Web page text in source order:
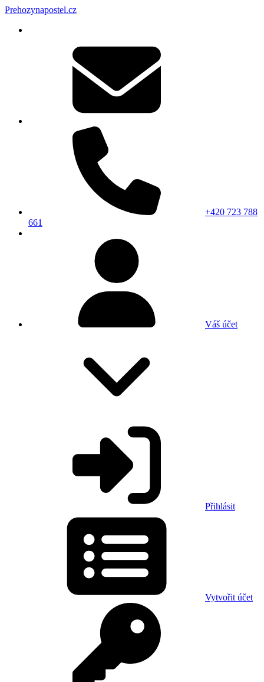
Prehozynapostel.cz
+420 723 788
661
Váš účet
Přihlásit
Vytvořit účet